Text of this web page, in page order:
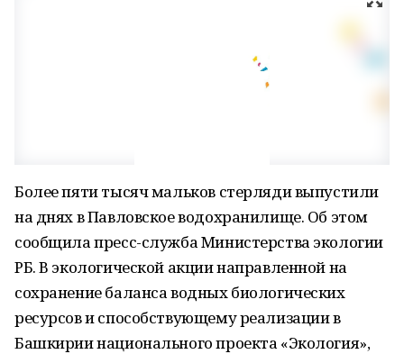
Более пяти тысяч мальков стерляди выпустили
на днях в Павловское водохранилище. Об этом
сообщила пресс-служба Министерства экологии
РБ. В экологической акции направленной на
сохранение баланса водных биологических
ресурсов и способствующему реализации в
Башкирии национального проекта «Экология»,